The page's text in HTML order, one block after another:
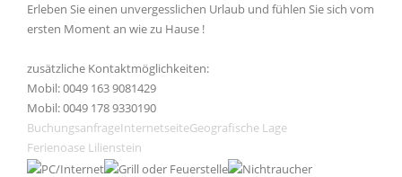
Erleben Sie einen unvergesslichen Urlaub und fühlen Sie sich vom
ersten Moment an wie zu Hause !
zusätzliche Kontaktmöglichkeiten:
Mobil: 0049 163 9081429
Mobil: 0049 178 9330190
BuchungsanfrageInternetseiteGeografische Lage
Ferienoase Lilienstein